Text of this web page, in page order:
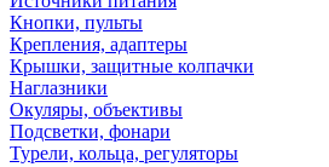
Кнопки, пульты
Крепления, адаптеры
Крышки, защитные колпачки
Наглазники
Окуляры, объективы
Подсветки, фонари
Турели, кольца, регуляторы